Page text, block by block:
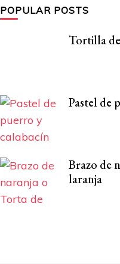
POPULAR POSTS
Tortilla
Pastel de
Brazo de
laranja